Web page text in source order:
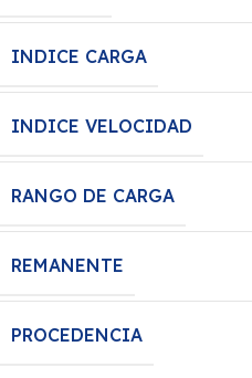
INDICE CARGA
INDICE VELOCIDAD
RANGO DE CARGA
REMANENTE
PROCEDENCIA